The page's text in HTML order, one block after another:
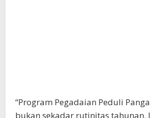
“Program Pegadaian Peduli
bukan sekadar rutinitas tahunan.